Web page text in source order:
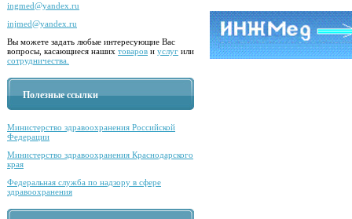
ingmed@yandex.ru
injmed@yandex.ru
Вы можете задать любые интересующие Вас
вопросы, касающиеся наших товаров и услуг или
сотрудничества.
Полезные ссылки
Министерство здравоохранения Российской
Федерации
Министерство здравоохранения Краснодарского
края
Федеральная служба по надзору в сфере
здравоохранения